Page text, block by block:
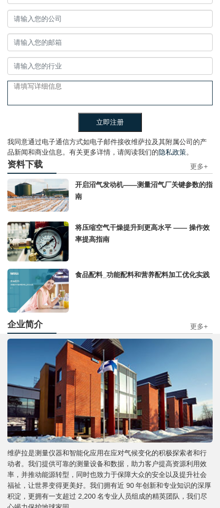
我同意通过电子通信方式如电子邮件接收维萨拉及其附属公司的产
品新闻和商业信息。有关更多详情，请阅读我们的隐私政策。
资料下载 更多+
开启沼气发动机——测量沼气厂关键参数的指
南
将压缩空气干燥提升到更高水平 —— 操作效
率提高指南
食品配料_功能配料和营养配料加工优化实践
企业简介 更多+
维萨拉是测量仪器和智能化应用在应对气候变化的积极探索者和行
动者。我们提供可靠的测量设备和数据，助力客户提高资源利用效
率，并推动能源转型，同时也致力于保障大众的安全以及提升社会
福祉，让世界变得更美好。我们拥有近 90 年创新和专业知识的深厚
积淀，更拥有一支超过 2,200 名专业人员组成的精英团队，我们尽